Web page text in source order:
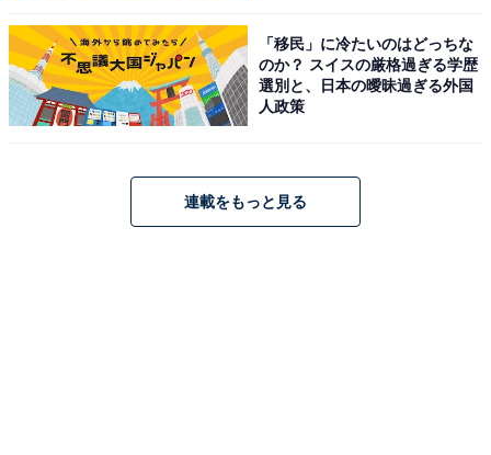
「移民」に冷たいのはどっちな
のか？ スイスの厳格過ぎる学歴
選別と、日本の曖昧過ぎる外国
人政策
連載をもっと見る